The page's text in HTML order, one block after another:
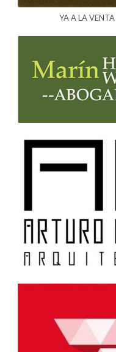
YA A LA VENTA